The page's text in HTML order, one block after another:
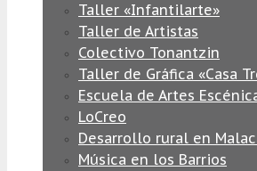
Taller «Infantilarte»
Taller de Artistas
Colectivo Tonantzin
Taller de Gráfica «Casa
Escuela de Artes
LoCreo
Desarrollo rural en
Música en los Barrios